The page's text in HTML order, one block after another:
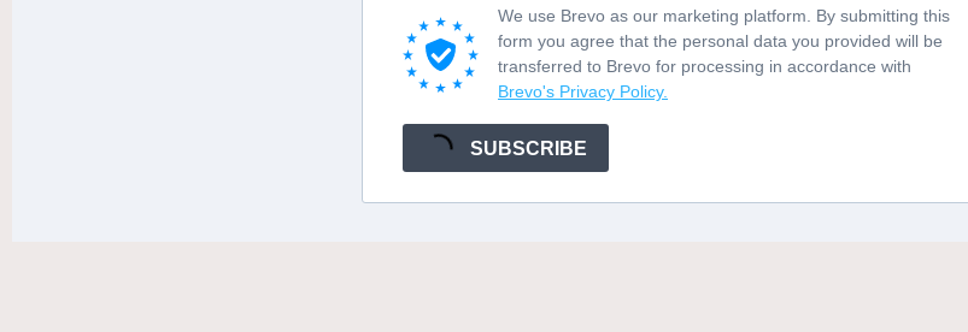
We use Brevo as our marketing platform. By submitting this
form you agree that the personal data you provided will be
transferred to Brevo for processing in accordance with
Brevo's Privacy Policy.
SUBSCRIBE